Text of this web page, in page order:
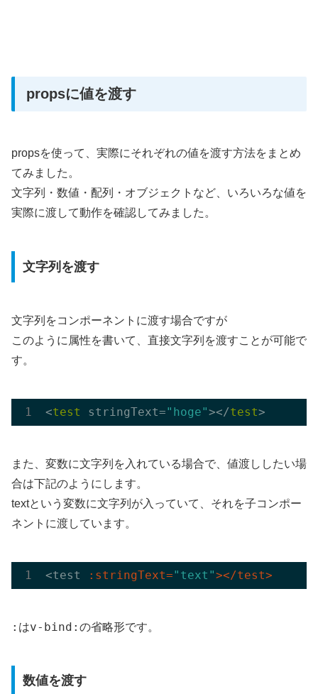
propsに値を渡す
propsを使って、実際にそれぞれの値を渡す方法をまとめ
てみました。
文字列・数値・配列・オブジェクトなど、いろいろな値を
実際に渡して動作を確認してみました。
文字列を渡す
文字列をコンポーネントに渡す場合ですが
このように属性を書いて、直接文字列を渡すことが可能で
す。
<test stringText="hoge"></test
また、変数に文字列を入れている場合で、値渡ししたい場
合は下記のようにします。
textという変数に文字列が入っていて、それを子コンポー
ネントに渡しています。
<test :stringText="text"></test>
: はv-bind: の省略形です。
数値を渡す